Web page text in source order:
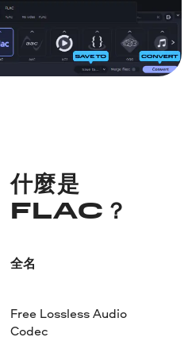
什麼是
FLAC？
全名
Free Lossless Audio
Codec